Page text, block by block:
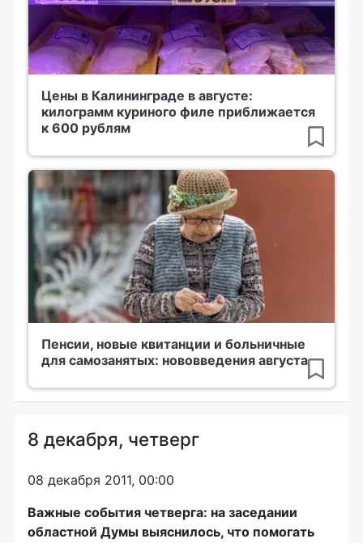
Цены в Калининграде в августе:
килограмм куриного филе приближается
к 600 рублям
Пенсии, новые квитанции и больничные
для самозанятых: нововведения августа
8 декабря, четверг
08 декабря 2011, 00:00
Важные события четверга: на заседании
областной Думы выяснилось, что помогать